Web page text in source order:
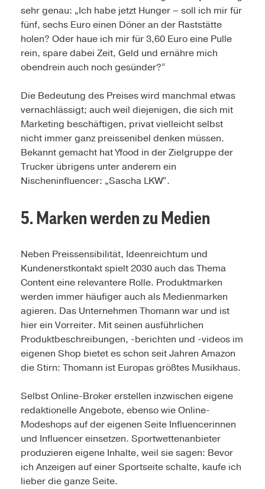
sehr genau: „Ich habe jetzt Hunger – soll ich mir für
fünf, sechs Euro einen Döner an der Raststätte
holen? Oder haue ich mir für 3,60 Euro eine Pulle
rein, spare dabei Zeit, Geld und ernähre mich
obendrein auch noch gesünder?“
Die Bedeutung des Preises wird manchmal etwas
vernachlässigt; auch weil diejenigen, die sich mit
Marketing beschäftigen, privat vielleicht selbst
nicht immer ganz preissenibel denken müssen.
Bekannt gemacht hat Yfood in der Zielgruppe der
Trucker übrigens unter anderem ein
Nischeninfluencer: „Sascha LKW“.
5. Marken werden zu Medien
Neben Preissensibilität, Ideenreichtum und
Kundenerstkontakt spielt 2030 auch das Thema
Content eine relevantere Rolle. Produktmarken
werden immer häufiger auch als Medienmarken
agieren. Das Unternehmen Thomann war und ist
hier ein Vorreiter. Mit seinen ausführlichen
Produktbeschreibungen, -berichten und -videos im
eigenen Shop bietet es schon seit Jahren Amazon
die Stirn: Thomann ist Europas größtes Musikhaus.
Selbst Online-Broker erstellen inzwischen eigene
redaktionelle Angebote, ebenso wie Online-
Modeshops auf der eigenen Seite Influencerinnen
und Influencer einsetzen. Sportwettenanbieter
produzieren eigene Inhalte, weil sie sagen: Bevor
ich Anzeigen auf einer Sportseite schalte, kaufe ich
lieber die ganze Seite.